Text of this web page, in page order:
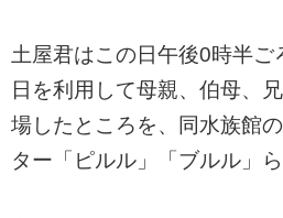
土屋君はこの日午後0時半ご
日を利用して母親、伯母、
場したところを、同水族館
ター「ピルル」「ブルル」